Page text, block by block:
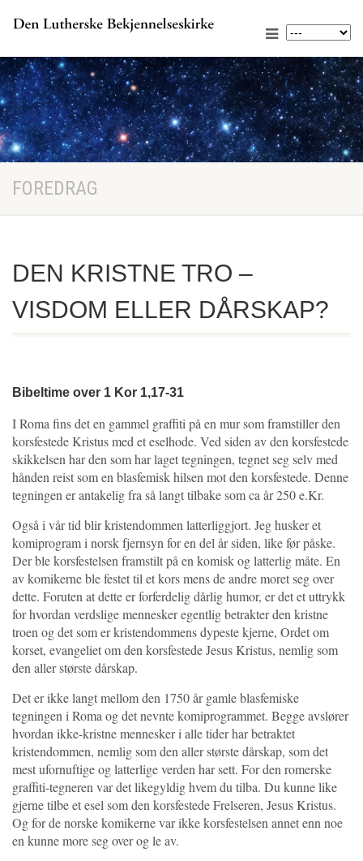
FOREDRAG
DEN KRISTNE TRO –
VISDOM ELLER DÅRSKAP?
Bibeltime over 1 Kor 1,17-31
I Roma fins det en gammel graffiti på en mur som framstiller den
korsfestede Kristus med et eselhode. Ved siden av den korsfestede
skikkelsen har den som har laget tegningen, tegnet seg selv med
hånden reist som en blasfemisk hilsen mot den korsfestede. Denne
tegningen er antakelig fra så langt tilbake som ca år 250 e.Kr.
Også i vår tid blir kristendommen latterliggjort. Jeg husker et
komiprogram i norsk fjernsyn for en del år siden, like før påske.
Der ble korsfestelsen framstilt på en komisk og latterlig måte. En
av komikerne ble festet til et kors mens de andre moret seg over
dette. Foruten at dette er forferdelig dårlig humor, er det et uttrykk
for hvordan verdslige mennesker egentlig betrakter den kristne
troen og det som er kristendommens dypeste kjerne, Ordet om
korset, evangeliet om den korsfestede Jesus Kristus, nemlig som
den aller største dårskap.
Det er ikke langt mellom den 1750 år gamle blasfemiske
tegningen i Roma og det nevnte komiprogrammet. Begge avslører
hvordan ikke-kristne mennesker i alle tider har betraktet
kristendommen, nemlig som den aller største dårskap, som det
mest ufornuftige og latterlige verden har sett. For den romerske
graffiti-tegneren var det likegyldig hvem du tilba. Du kunne like
gjerne tilbe et esel som den korsfestede Frelseren, Jesus Kristus.
Og for de norske komikerne var ikke korsfestelsen annet enn noe
en kunne more seg over og le av.